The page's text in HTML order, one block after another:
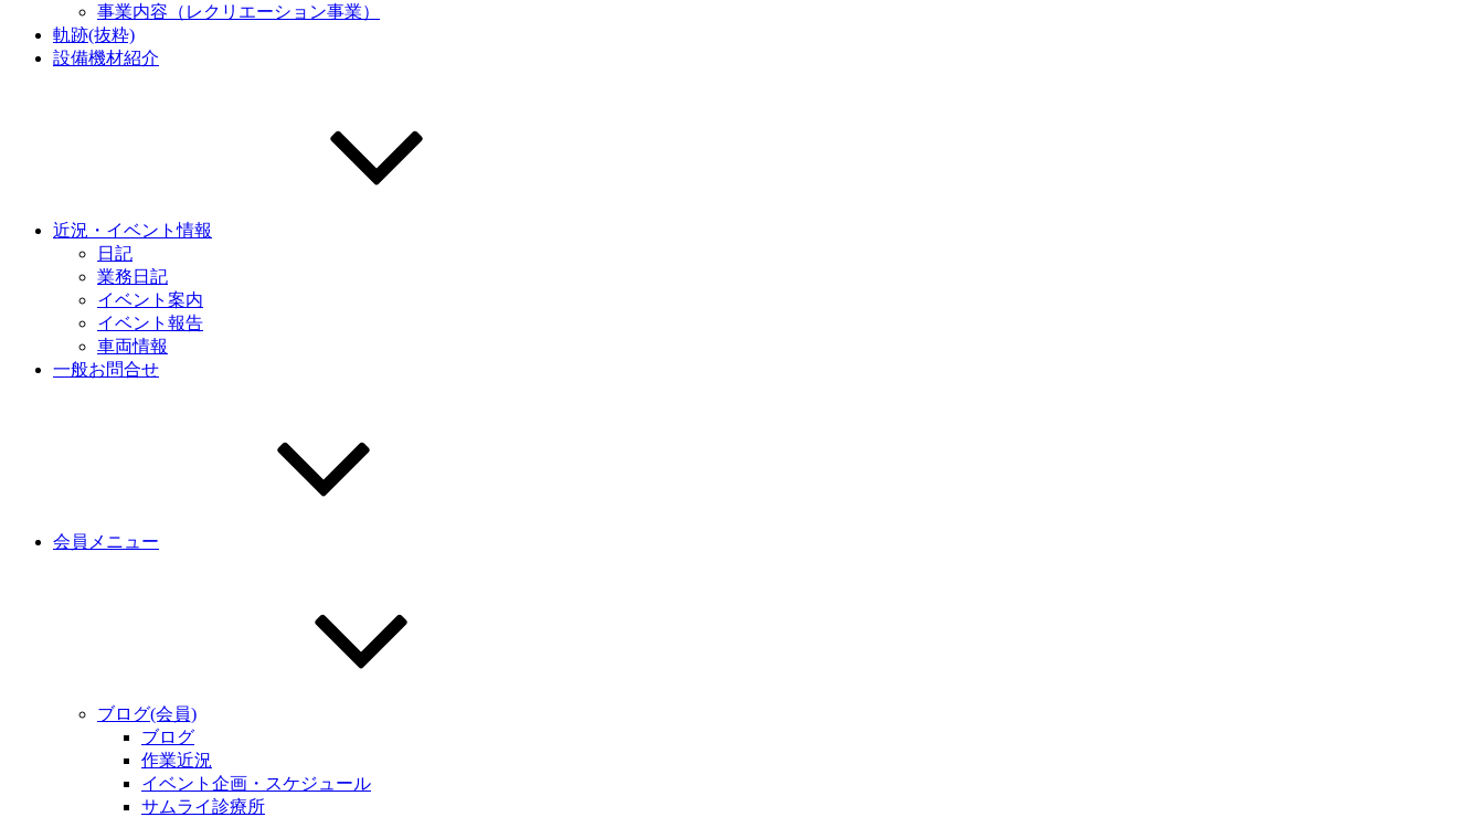
事業内容（レクリエーション事業）
軌跡(抜粋)
設備機材紹介
近況・イベント情報
日記
業務日記
イベント案内
イベント報告
車両情報
一般お問合せ
会員メニュー
ブログ(会員)
ブログ
作業近況
イベント企画・スケジュール
サムライ診療所